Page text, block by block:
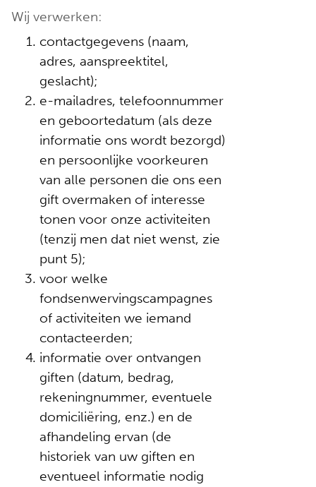
Wij verwerken:
contactgegevens (naam,
adres, aanspreektitel,
geslacht);
e-mailadres, telefoonnummer
en geboortedatum (als deze
informatie ons wordt bezorgd)
en persoonlijke voorkeuren
van alle personen die ons een
gift overmaken of interesse
tonen voor onze activiteiten
(tenzij men dat niet wenst, zie
punt 5);
voor welke
fondsenwervingscampagnes
of activiteiten we iemand
contacteerden;
informatie over ontvangen
giften (datum, bedrag,
rekeningnummer, eventuele
domiciliëring, enz.) en de
afhandeling ervan (de
historiek van uw giften en
eventueel informatie nodig